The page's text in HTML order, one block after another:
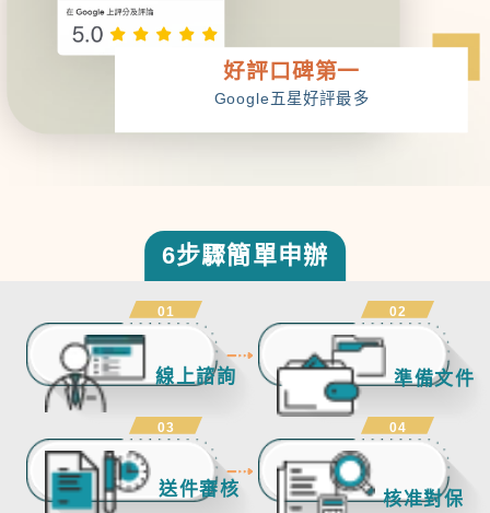
好評口碑第一
Google五星好評最多
6步驟簡單申辦
01
線上諮詢
02
準備文件
03
送件審核
04
核准對保